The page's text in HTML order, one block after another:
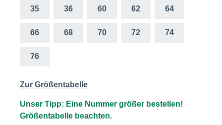
35 36 60 62 64
66 68 70 72 74
76
Zur Größentabelle
Unser Tipp: Eine Nummer größer bestellen!
Größentabelle beachten.